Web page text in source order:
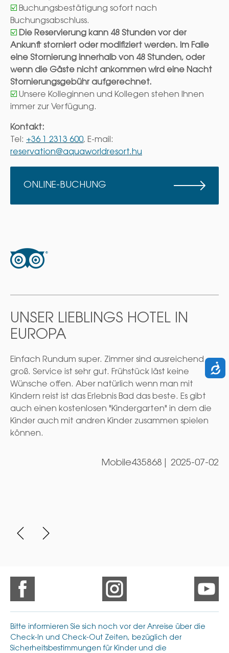
☑️ Buchungsbestätigung sofort nach
Buchungsabschluss.
☑️ Die Reservierung kann 48 Stunden vor der
Ankunft storniert oder modifiziert werden. Im Falle
eine Stornierung innerhalb von 48 Stunden, oder
wenn die Gäste nicht ankommen wird eine Nacht
Stornierungsgebühr aufgerechnet.
☑️ Unsere Kolleginnen und Kollegen stehen Ihnen
immer zur Verfügung.
Kontakt:
Tel: +36 1 2313 600, E-mail:
reservation@aquaworldresort.hu
ONLINE-BUCHUNG
UNSER LIEBLINGS HOTEL IN
EUROPA
Einfach Rundum super. Zimmer sind ausreichend
groß. Service ist sehr gut. Frühstück läst keine
Wünsche offen. Aber natürlich wenn man mit
Kindern reist ist das Erlebnis Bad das beste. Es gibt
auch einen kostenlosen "Kindergarten" in dem die
Kinder auch mit andren Kinder zusammen spielen
können.
Mobile435868 2025-07-02
Bitte informieren Sie sich noch vor der Anreise über die
Check-In und Check-Out Zeiten, bezüglich der
Sicherheitsbestimmungen für Kinder und die